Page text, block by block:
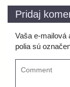
Pridaj
Vaša e-mailová
polia sú